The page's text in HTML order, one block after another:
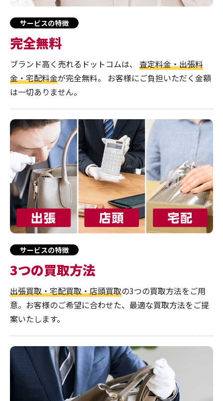
サービスの特徴
完全無料
ブランド高く売れるドットコムは、 査定料金・出張料
金・宅配料金が完全無料。 お客様にご負担いただく金額
は一切ありません。
サービスの特徴
3つの買取方法
出張買取・宅配買取・店頭買取の3つの買取方法をご用
意。お客様のご希望に合わせた、最適な買取方法をご提
案いたします。